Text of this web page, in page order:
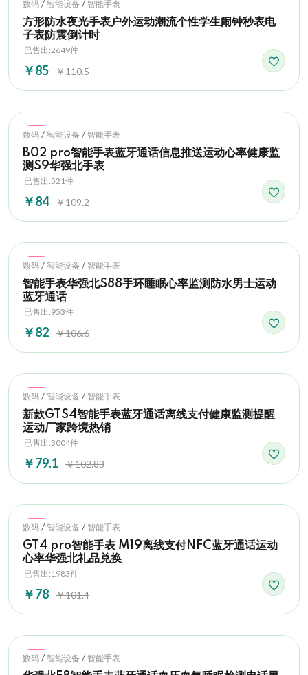
数码 / 智能设备 / 智能手表
方形防水夜光手表户外运动潮流个性学生闹钟秒表电
子表防震倒计时
已售出:2649件
￥85 ￥110.5
Hot
数码 / 智能设备 / 智能手表
B02 pro智能手表蓝牙通话信息推送运动心率健康监
测S9华强北手表
已售出:521件
￥84 ￥109.2
Hot
数码 / 智能设备 / 智能手表
智能手表华强北S88手环睡眠心率监测防水男士运动
蓝牙通话
已售出:953件
￥82 ￥106.6
Hot
数码 / 智能设备 / 智能手表
新款GTS4智能手表蓝牙通话离线支付健康监测提醒
运动厂家跨境热销
已售出:3004件
￥79.1 ￥102.83
Hot
数码 / 智能设备 / 智能手表
GT4 pro智能手表 M19离线支付NFC蓝牙通话运动
心率华强北礼品兑换
已售出:1983件
￥78 ￥101.4
Hot
数码 / 智能设备 / 智能手表